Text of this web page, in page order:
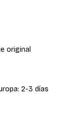
original
2-3 días